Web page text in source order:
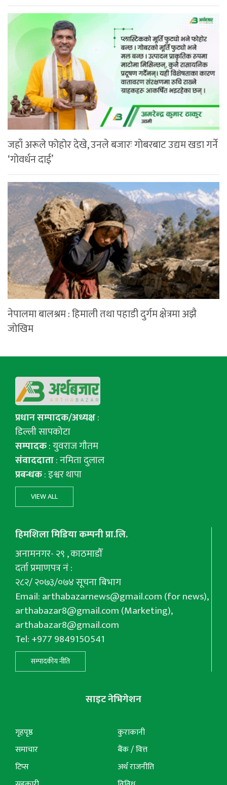
जहाँ अरूले फोहोर देखे, उनले बजारः गोबरबाट उद्यम खडा गर्ने
‘गोवर्धन दाई’
नेपालमा बालश्रम : हिमाली तथा पहाडी दुर्गम क्षेत्रमा अझै
जोखिम
प्रधान सम्पादक/अध्यक्ष:
डिल्ली सापकोटा
सम्पादक: युवराज गाैतम
संवाददाता: नमिता दुलाल
प्रबन्धक: इश्वर थापा
VIEW ALL
हिमशिला मिडिया कम्पनी प्रा.लि.
अनामनगर- २९ , काठमाडौँ
दर्ता प्रमाणपत्र नं :
२८२/ २०७३/०७४ सूचना बिभाग
Email:arthabazarnews@gmail.com(for news),
arthabazar8@gmail.com(Marketing),
arthabazar8@gmail.com
Tel: +977 9849150541
सम्पादकीय नीति
साइट नेभिगेशन
गृहपृष्ठ
समाचार
टिप्स
कुराकानी
बैंक / वित्त
अर्थ राजनीति